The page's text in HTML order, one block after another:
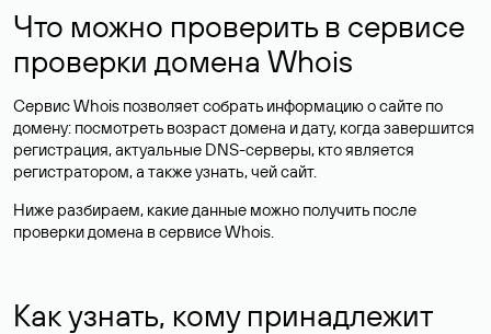
Что можно проверить в сервисе
проверки домена Whois
Сервис Whois позволяет собрать информацию о сайте по
домену: посмотреть возраст домена и дату, когда завершится
регистрация, актуальные DNS-серверы, кто является
регистратором, а также узнать, чей сайт.
Ниже разбираем, какие данные можно получить после
проверки домена в сервисе Whois.
Как узнать, кому принадлежит